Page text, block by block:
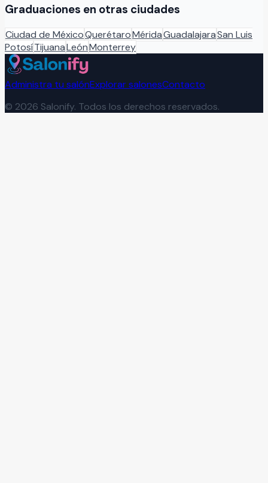
Graduaciones en otras ciudades
Ciudad de MéxicoQuerétaroMéridaGuadalajaraSan Luis
PotosíTijuanaLeónMonterrey
Administra tu salónExplorar salonesContacto
© 2026 Salonify. Todos los derechos reservados.